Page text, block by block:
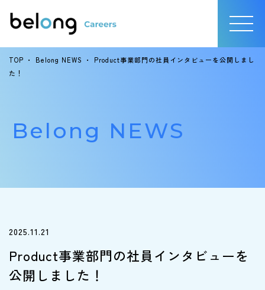
TOP ・ Belong NEWS ・ Product事業部門の社員インタビューを公開しまし
た！
Belong NEWS
2025.11.21
Product事業部門の社員インタビューを
公開しました！